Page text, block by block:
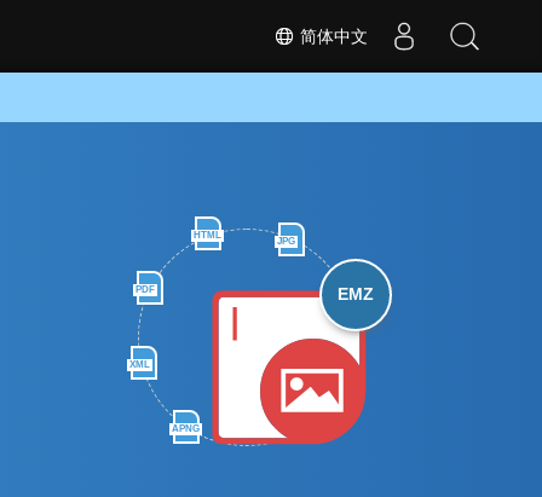
简体中文
HTML
JPG
PDF
XML
APNG
EMZ